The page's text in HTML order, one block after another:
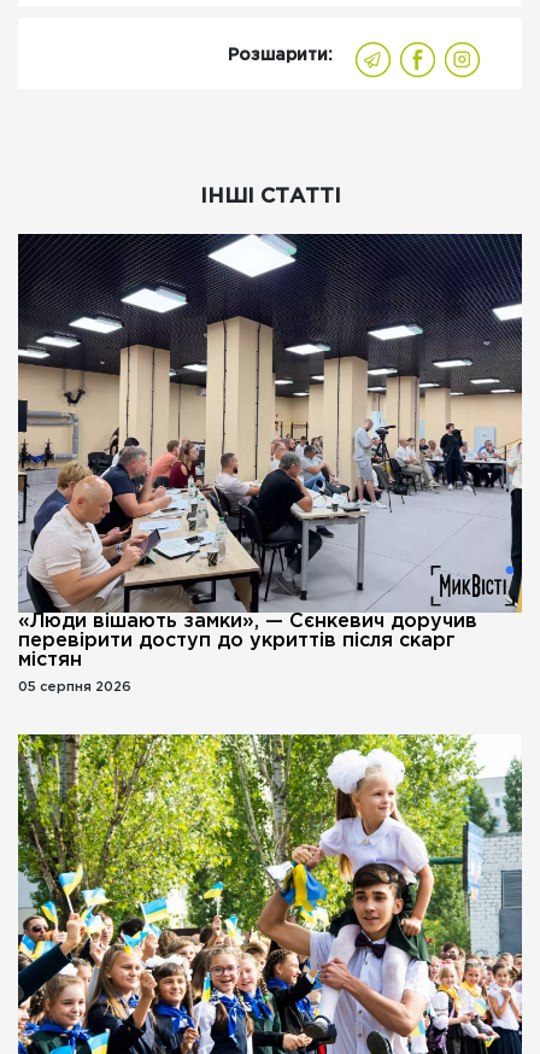
Розшарити:
ІНШІ СТАТТІ
«Люди вішають замки», — Сєнкевич доручив
перевірити доступ до укриттів після скарг
містян
05 серпня 2026